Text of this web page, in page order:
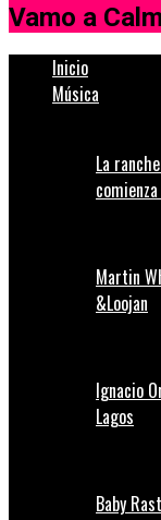
Vamo a
Inicio
Música
La
Martin
&Loojan
Ignacio
Lagos
Baby